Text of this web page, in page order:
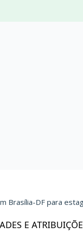
Brasília-DF para
E